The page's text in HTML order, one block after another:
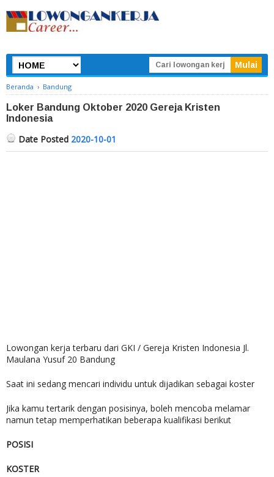
Beranda › Bandung
Loker Bandung Oktober 2020 Gereja Kristen
Indonesia
Date Posted 2020-10-01
Lowongan kerja terbaru dari GKI / Gereja Kristen Indonesia Jl.
Maulana Yusuf 20 Bandung
Saat ini sedang mencari individu untuk dijadikan sebagai koster
Jika kamu tertarik dengan posisinya, boleh mencoba melamar
namun tetap memperhatikan beberapa kualifikasi berikut
POSISI
KOSTER